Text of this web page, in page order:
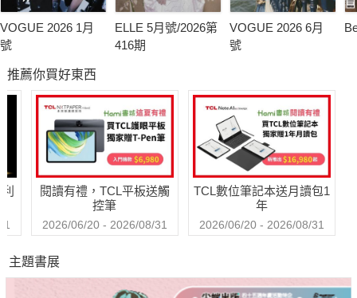
●精打細算!「彩妝‧保養」正是購買的好時機~
「想一次全部買齊?」「超划算的組合商品!」
人氣店家一探究竟!
Cover Face: 妞妞
VOGUE 2026 1月
號
ELLE 5月號/2026第
416期
VOGUE 2026 6月
號
推薦你買好東西
閱讀有禮，TCL平板送觸
控筆
2026/06/20 - 2026/08/31
TCL數位筆記本送月讀包1
年
2026/06/20 - 2026/08/31
主題書展